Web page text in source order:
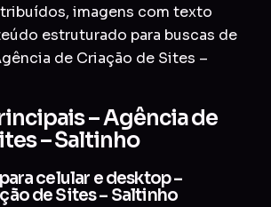
imagens com texto
estruturado para buscas de
de Criação de Sites –
– Agência de
– Saltinho
celular e desktop –
de Sites – Saltinho